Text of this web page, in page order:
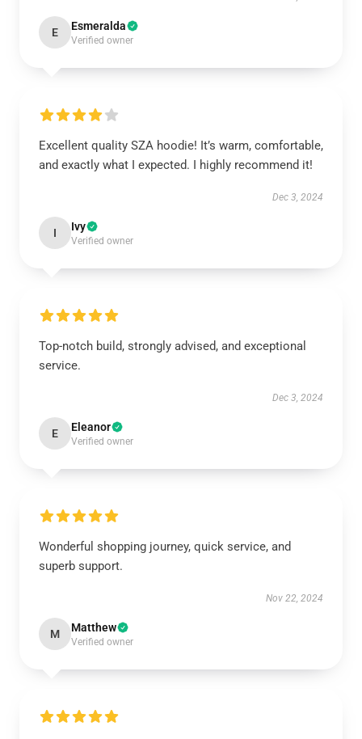
E Esmeralda
Verified owner
Excellent quality SZA hoodie! It’s warm, comfortable,
and exactly what I expected. I highly recommend it!
Dec 3, 2024
I Ivy
Verified owner
Top-notch build, strongly advised, and exceptional
service.
Dec 3, 2024
E Eleanor
Verified owner
Wonderful shopping journey, quick service, and
superb support.
Nov 22, 2024
M Matthew
Verified owner